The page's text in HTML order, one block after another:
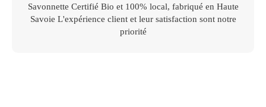
Savonnette Certifié Bio et 100% local, fabriqué en Haute
Savoie L'expérience client et leur satisfaction sont notre
priorité